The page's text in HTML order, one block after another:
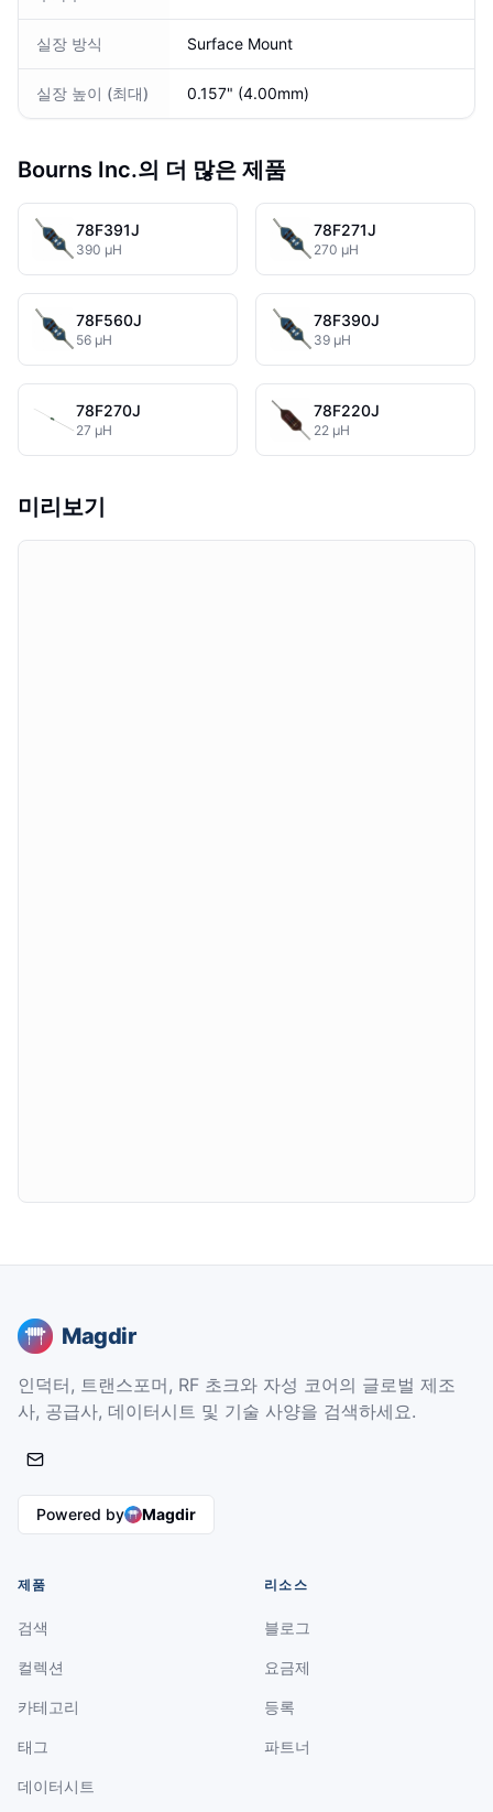
실장 방식 Surface Mount
실장 높이 (최대) 0.157" (4.00mm)
Bourns Inc.의 더 많은 제품
78F391J
390 µH
78F271J
270 µH
78F560J
56 µH
78F390J
39 µH
78F270J
27 µH
78F220J
22 µH
미리보기
Magdir
인덕터, 트랜스포머, RF 초크와 자성 코어의 글로벌 제조
사, 공급사, 데이터시트 및 기술 사양을 검색하세요.
Powered by Magdir
제품
검색
컬렉션
카테고리
태그
데이터시트
리소스
블로그
요금제
등록
파트너